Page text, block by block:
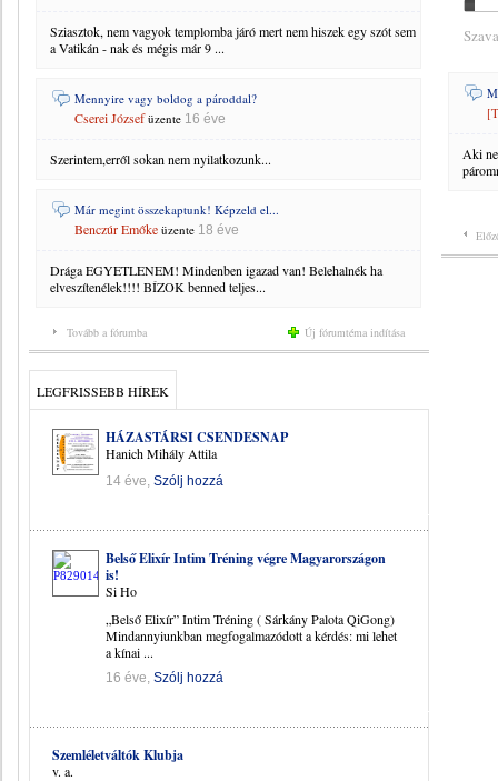
Sziasztok, nem vagyok templomba járó mert nem hiszek egy szót sem
a Vatikán - nak és mégis már 9 ...
Mennyire vagy boldog a pároddal?
Cserei Józsefüzente 16 éve
Szerintem,erről sokan nem nyilatkozunk...
Már megint összekaptunk! Képzeld el...
Benczúr Emőke üzente 18 éve
Drága EGYETLENEM! Mindenben igazad van! Belehalnék ha
elveszítenélek!!!! BÍZOK benned teljes...
Tovább a fórumba Új fórumtéma indítása
LEGFRISSEBB HÍREK
HÁZASTÁRSI CSENDESNAP
Hanich Mihály Attila
14 éve, Szólj hozzá
Belső Elixír Intim Tréning végre Magyarországon
is!
Si Ho
„Belső Elixír” Intim Tréning ( Sárkány Palota QiGong)
Mindannyiunkban megfogalmazódott a kérdés: mi lehet
a kínai ...
16 éve, Szólj hozzá
Szemléletváltók Klubja
v. a.
Aki